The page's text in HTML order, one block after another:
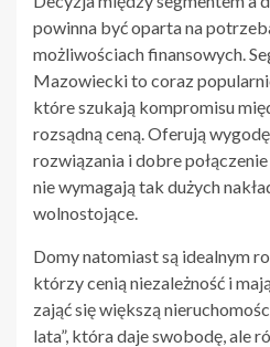
powinna być oparta na
możliwościach finansowych.
Mazowiecki to coraz
które szukają kompromisu
rozsądną ceną. Oferują
rozwiązania i dobre
nie wymagają tak dużych
wolnostojące.
Domy natomiast są idealnym
którzy cenią niezależność i
zająć się większą
lata”, która daje swobodę, ale